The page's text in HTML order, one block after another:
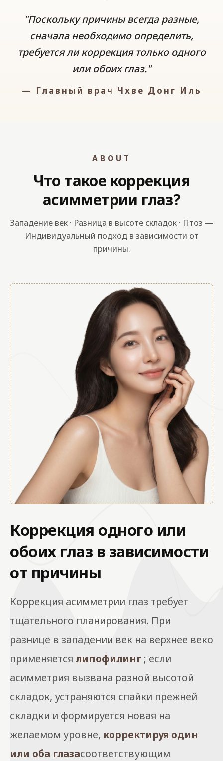
"Поскольку причины всегда разные,
сначала необходимо определить,
требуется ли коррекция только одного
или обоих глаз."
— Главный врач Чхве Донг Иль
ABOUT
Что такое коррекция
асимметрии глаз?
Западение век · Разница в высоте складок · Птоз —
Индивидуальный подход в зависимости от
причины.
Коррекция одного или
обоих глаз в зависимости
от причины
Коррекция асимметрии глаз требует
тщательного планирования. При
разнице в западении век на верхнее веко
применяется липофилинг ; если
асимметрия вызвана разной высотой
складок, устраняются спайки прежней
складки и формируется новая на
желаемом уровне, корректируя один
или оба глазасоответствующим